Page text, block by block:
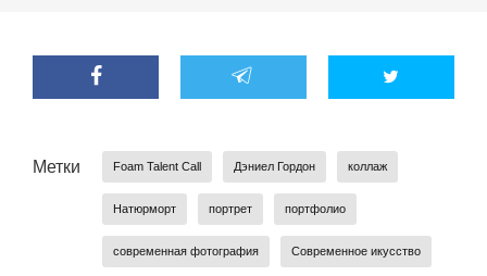
Метки Foam Talent Call Дэниел Гордон коллаж
Натюрморт портрет портфолио
современная фотография Современное икусство